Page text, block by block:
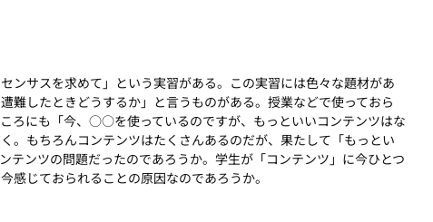
ンサスを求めて」という実習がある。この実習には色々な題材があ
難したときどうするか」と言うものがある。授業などで使っておら
ろにも「今、○○を使っているのですが、もっといいコンテンツはな
。もちろんコンテンツはたくさんあるのだが、果たして「もっとい
テンツの問題だったのであろうか。学生が「コンテンツ」に今ひとつ
感じておられることの原因なのであろうか。